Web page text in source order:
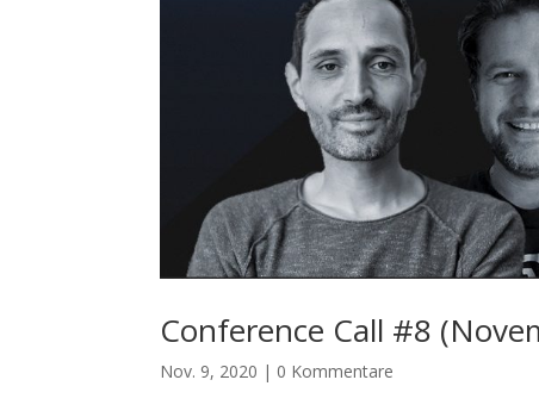
Conference Call #8
Nov. 9, 2020 | 0 Kommentare